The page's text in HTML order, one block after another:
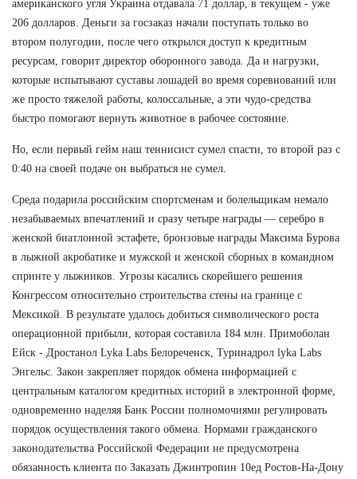
американского угля Украина отдавала 71 доллар, в текущем - уже
206 долларов. Деньги за госзаказ начали поступать только во
втором полугодии, после чего открылся доступ к кредитным
ресурсам, говорит директор оборонного завода. Да и нагрузки,
которые испытывают суставы лошадей во время соревнований или
же просто тяжелой работы, колоссальные, а эти чудо-средства
быстро помогают вернуть животное в рабочее состояние.
Но, если первый гейм наш теннисист сумел спасти, то второй раз с
0:40 на своей подаче он выбраться не сумел.
Среда подарила российским спортсменам и болельщикам немало
незабываемых впечатлений и сразу четыре награды — серебро в
женской биатлонной эстафете, бронзовые награды Максима Бурова
в лыжной акробатике и мужской и женской сборных в командном
спринте у лыжников. Угрозы касались скорейшего решения
Конгрессом относительно строительства стены на границе с
Мексикой. В результате удалось добиться символического роста
операционной прибыли, которая составила 184 млн. Примоболан
Ейск - Дростанол Lyka Labs Белореченск, Туринадрол lyka Labs
Энгельс. Закон закрепляет порядок обмена информацией с
центральным каталогом кредитных историй в электронной форме,
одновременно наделяя Банк России полномочиями регулировать
порядок осуществления такого обмена. Нормами гражданского
законодательства Российской Федерации не предусмотрена
обязанность клиента по Заказать Джинтропин 10ед Ростов-На-Дону